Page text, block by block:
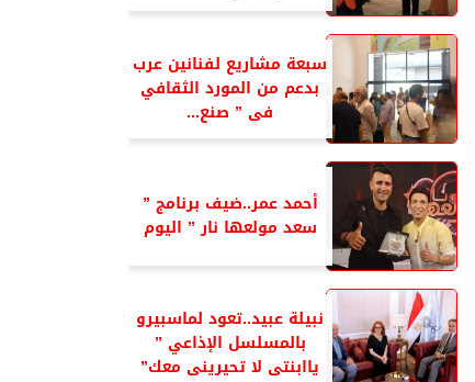
سبعة مشاريع لفنانين عرب
بدعم من المورد الثقافي
فى ” صنع...
أحمد عمر..ضيف برنامج ”
سعد مولعها نار ” اليوم
نبيلة عبيد..تعود لماسبيرو
بالمسلسل الإذاعي ”
ياابنتى لا تحيرينى معك”